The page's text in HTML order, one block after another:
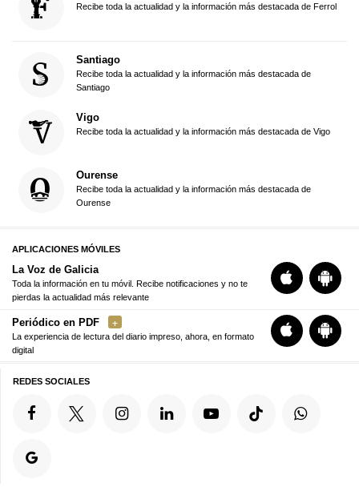
Recibe toda la actualidad y la información más destacada de Ferrol
Santiago
Recibe toda la actualidad y la información más destacada de
Santiago
Vigo
Recibe toda la actualidad y la información más destacada de Vigo
Ourense
Recibe toda la actualidad y la información más destacada de
Ourense
APLICACIONES MÓVILES
La Voz de Galicia
Toda la información en tu móvil. Recibe notificaciones y no te
pierdas la actualidad más relevante
Periódico en PDF
La experiencia de lectura del diario impreso, ahora, en formato
digital
REDES SOCIALES